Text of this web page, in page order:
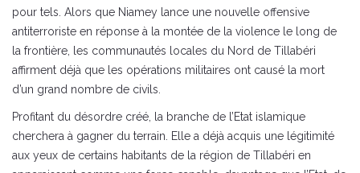
pour tels. Alors que Niamey lance une nouvelle offensive
antiterroriste en réponse à la montée de la violence le long de
la frontière, les communautés locales du Nord de Tillabéri
affirment déjà que les opérations militaires ont causé la mort
d’un grand nombre de civils.
Profitant du désordre créé, la branche de l’Etat islamique
cherchera à gagner du terrain. Elle a déjà acquis une légitimité
aux yeux de certains habitants de la région de Tillabéri en